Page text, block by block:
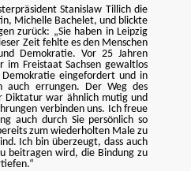
Stanislaw Tillich die
Michelle Bachelet, und blickte
zurück: „Sie haben in Leipzig
Zeit fehlte es den Menschen
Demokratie. Vor 25 Jahren
im Freistaat Sachsen gewaltlos
eingefordert und in
auch errungen. Der Weg des
Diktatur war ähnlich mutig und
verbinden uns. Ich freue
auch durch Sie persönlich so
zum wiederholten Male zu
Ich bin überzeugt, dass auch
beitragen wird, die Bindung zu